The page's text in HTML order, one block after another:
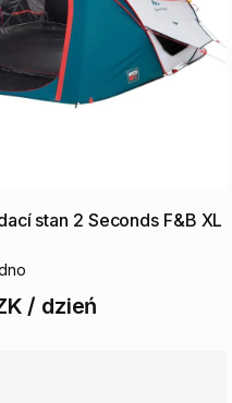
stan 2 Seconds F&B XL
/ dzień